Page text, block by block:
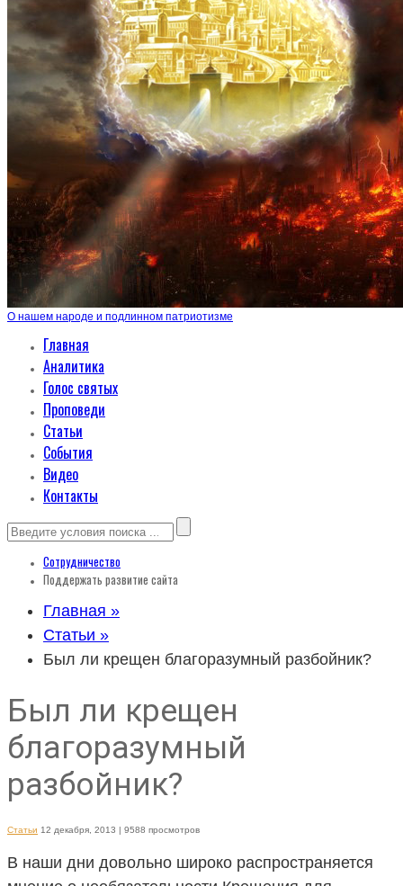
О нашем народе и подлинном патриотизме
Главная
Аналитика
Голос святых
Проповеди
Статьи
События
Видео
Контакты
Сотрудничество
Поддержать развитие сайта
Главная »
Статьи »
Был ли крещен благоразумный разбойник?
Был ли крещен
благоразумный
разбойник?
Статьи 12 декабря, 2013 | 9588 просмотров
В наши дни довольно широко распространяется